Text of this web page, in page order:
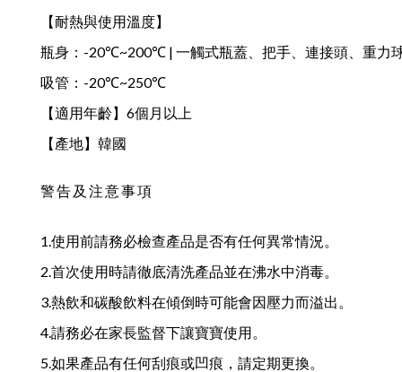
【耐熱與使用溫度】
瓶身：-20℃~200℃ | 一觸式瓶蓋、把手、連接頭、重
吸管：-20℃~250℃
【適用年齡】6個月以上
【產地】韓國
警告及注意事項
1.使用前請務必檢查產品是否有任何異常情況。
2.首次使用時請徹底清洗產品並在沸水中消毒。
3.熱飲和碳酸飲料在傾倒時可能會因壓力而溢出。
4.請務必在家長監督下讓寶寶使用。
5.如果產品有任何刮痕或凹痕，請定期更換。